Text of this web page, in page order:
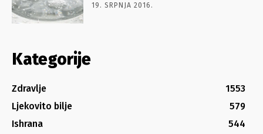
19. SRPNJA 2016.
Kategorije
Zdravlje
1553
Ljekovito bilje
579
Ishrana
544